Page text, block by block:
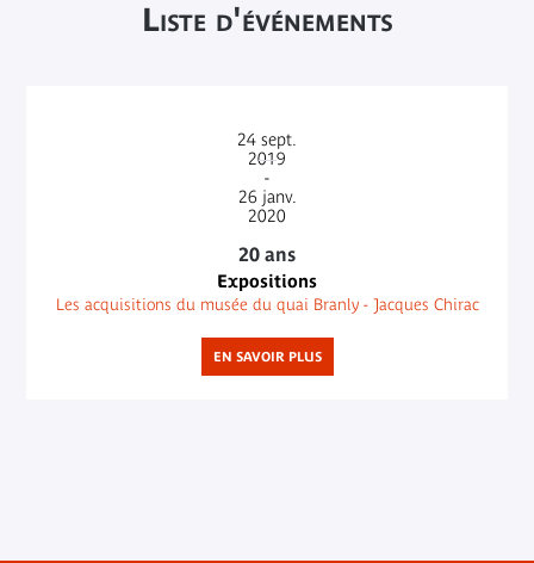
Liste d'événements
24 sept.
2019
-
26 janv.
2020
20 ans
Expositions
Les acquisitions du musée du quai Branly - Jacques Chirac
EN SAVOIR PLUS